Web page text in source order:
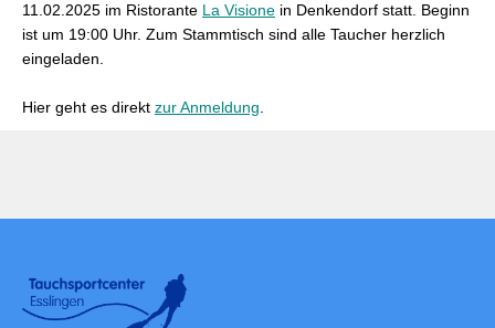
11.02.2025 im Ristorante La Visione in Denkendorf statt. Beginn
ist um 19:00 Uhr. Zum Stammtisch sind alle Taucher herzlich
eingeladen.
Hier geht es direkt zur Anmeldung